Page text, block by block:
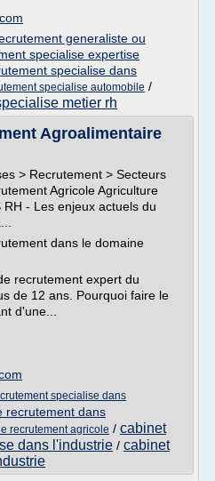
generaliste ou
specialise expertise
specialise dans
specialise automobile /
metier rh
Agroalimentaire
> Recrutement > Secteurs
Agricole Agriculture
RH - Les enjeux actuels du
dans le domaine
recrutement expert du
de 12 ans. Pourquoi faire le
d'une...
specialise dans
recrutement dans
recrutement agricole / cabinet
dans l'industrie / cabinet